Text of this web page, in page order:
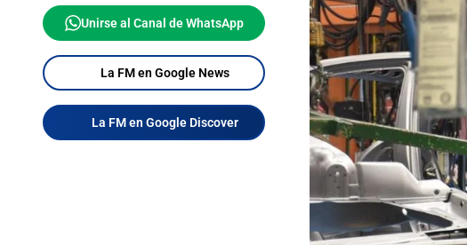
Unirse al Canal de WhatsApp
La FM en Google News
La FM en Google Discover